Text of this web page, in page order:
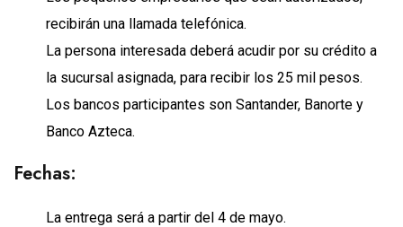
recibirán una llamada telefónica.
La persona interesada deberá acudir por su crédito a
la sucursal asignada, para recibir los 25 mil pesos.
Los bancos participantes son Santander, Banorte y
Banco Azteca.
Fechas:
La entrega será a partir del 4 de mayo.